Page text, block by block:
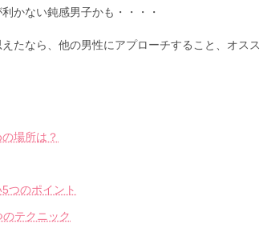
かない鈍感男子かも・・・・
たなら、他の男性にアプローチすること、オスス
場所は？
つのポイント
テクニック